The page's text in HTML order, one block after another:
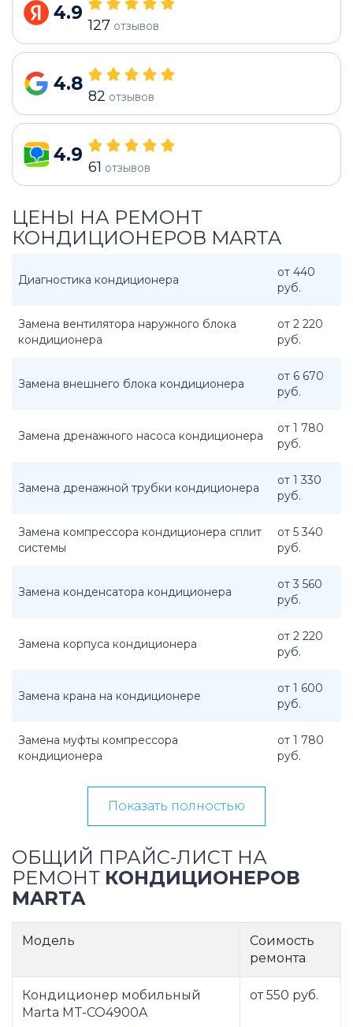
4.9
127 отзывов
4.8
82 отзывов
4.9
61 отзывов
ЦЕНЫ НА РЕМОНТ
КОНДИЦИОНЕРОВ MARTA
Диагностика кондиционера
от 440
руб.
Замена вентилятора наружного блока
кондиционера
от 2 220
руб.
Замена внешнего блока кондиционера
от 6 670
руб.
Замена дренажного насоса кондиционера
от 1 780
руб.
Замена дренажной трубки кондиционера
от 1 330
руб.
Замена компрессора кондиционера сплит
системы
от 5 340
руб.
Замена конденсатора кондиционера
от 3 560
руб.
Замена корпуса кондиционера
от 2 220
руб.
Замена крана на кондиционере
от 1 600
руб.
Замена муфты компрессора
кондиционера
от 1 780
руб.
Показать полностью
ОБЩИЙ ПРАЙС-ЛИСТ НА
РЕМОНТ КОНДИЦИОНЕРОВ
MARTA
Модель
Соимость
ремонта
Кондиционер мобильный
Marta MT-CO4900A
от 550 руб.